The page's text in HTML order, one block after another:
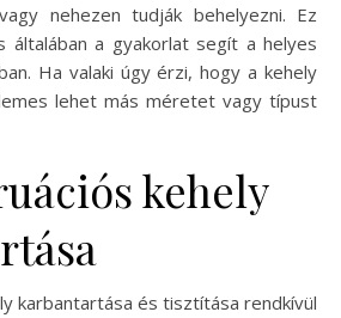
nehezen tudják behelyezni. Ez
általában a gyakorlat segít a helyes
Ha valaki úgy érzi, hogy a kehely
lehet más méretet vagy típust
kehely
karbantartása és tisztítása rendkívül